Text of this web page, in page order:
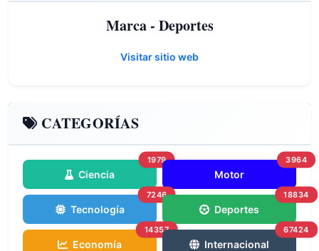
Marca - Deportes
Visitar sitio web
CATEGORÍAS
Ciencia
1979
Motor
3964
Tecnología
7246
Deportes
18834
Economía
14357
Internacional
67424